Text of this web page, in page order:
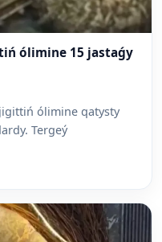
ólimine 15 jastaǵy
ólimine qatysty
Tergeý